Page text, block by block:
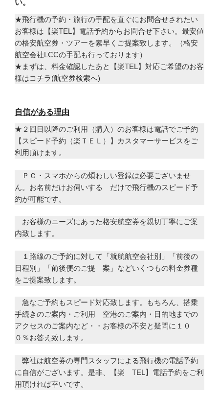
い。
★飛行機の予約・旅行の手配を直ぐにお問合せされたい
お客様は【楽TEL】電話予約からお問合せ下さい。最安値
の格安航空券・ツアーを素早くご提案致します。（格安
航空会社LCCの手配も行っております）
★まずは、料金確認したあと【楽TEL】対応ご希望のお客
様はコチラ(航空券検索へ)
自信がある理由
★２回目以降のご利用（購入）のお客様は電話でご予約
【スピード予約（楽ＴＥＬ）】カスタマーサービスをご
利用頂けます。
ＰＣ・スマホからの煩わしい登録は必要ございませ
ん。お名前だけお伺いする だけで飛行機のスピード予
約が可能です。
お客様のニーズにあった格安航空券を親切丁寧にご案
内致します。
１路線のご予約に対して「就航航空会社別」「前後の
日程別」「前後便のご提 案」などいくつもの料金券種
をご提案致します。
急なご予約もスピード対応致します。もちろん、搭乗
手続きのご案内・ご利用 空港のご案内・目的地までの
アクセスのご案内など・・お客様の不安と疑問に１０
０％お答え致します。
弊社は航空券の専門スタッフによる飛行機の電話予約
に自信がございます。是非、【楽 TEL】電話予約をご利
用頂ければ幸いです。